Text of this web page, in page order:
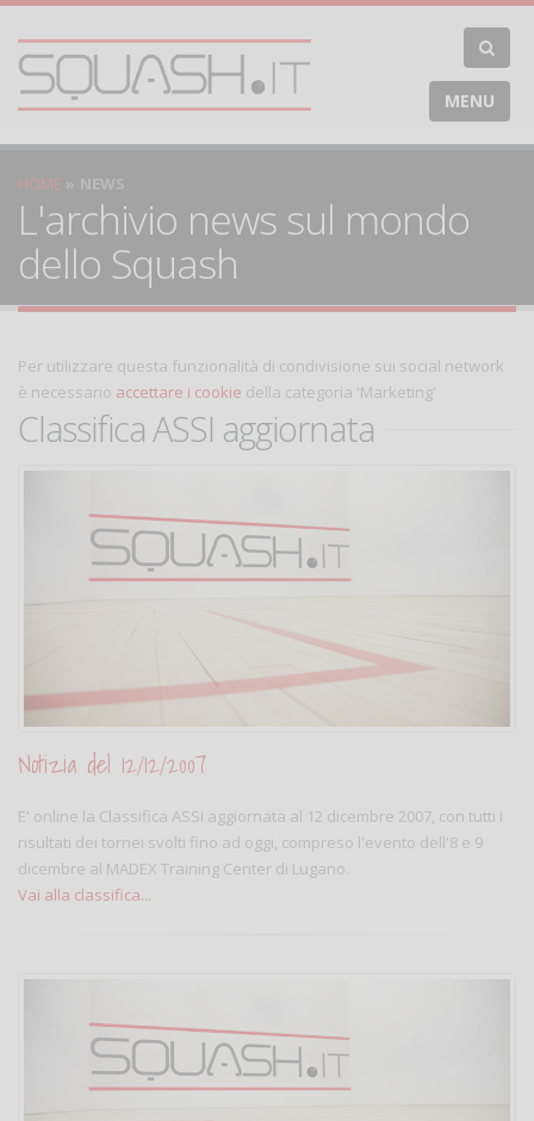
MENU
HOME NEWS
L'archivio news sul mondo
dello Squash
Per utilizzare questa funzionalità di condivisione sui social network
è necessario accettare i cookie della categoria 'Marketing'
Classifica ASSI aggiornata
Notizia del 12/12/2007
E' online la Classifica ASSI aggiornata al 12 dicembre 2007, con tutti i
risultati dei tornei svolti fino ad oggi, compreso l'evento dell'8 e 9
dicembre al MADEX Training Center di Lugano.
Vai alla classifica...